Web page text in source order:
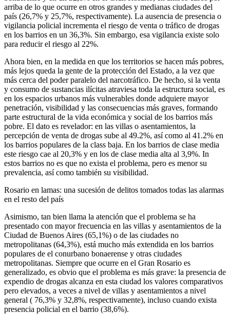
arriba de lo que ocurre en otros grandes y medianas ciudades del
país (26,7% y 25,7%, respectivamente). La ausencia de presencia o
vigilancia policial incrementa el riesgo de venta o tráfico de drogas
en los barrios en un 36,3%. Sin embargo, esa vigilancia existe solo
para reducir el riesgo al 22%.
Ahora bien, en la medida en que los territorios se hacen más pobres,
más lejos queda la gente de la protección del Estado, a la vez que
más cerca del poder paralelo del narcotráfico. De hecho, si la venta
y consumo de sustancias ilícitas atraviesa toda la estructura social, es
en los espacios urbanos más vulnerables donde adquiere mayor
penetración, visibilidad y las consecuencias más graves, formando
parte estructural de la vida económica y social de los barrios más
pobre. El dato es revelador: en las villas o asentamientos, la
percepción de venta de drogas sube al 49.2%, así como al 41.2% en
los barrios populares de la class baja. En los barrios de clase media
este riesgo cae al 20,3% y en los de clase media alta al 3,9%. In
estos barrios no es que no exista el problema, pero es menor su
prevalencia, así como también su visibilidad.
Rosario en lamas: una sucesión de delitos tomados todas las alarmas
en el resto del país
Asimismo, tan bien llama la atención que el problema se ha
presentado con mayor frecuencia en las villas y asentamientos de la
Ciudad de Buenos Aires (65,1%) o de las ciudades no
metropolitanas (64,3%), está mucho más extendida en los barrios
populares de el conurbano bonaerense y otras ciudades
metropolitanas. Siempre que ocurre en el Gran Rosario es
generalizado, es obvio que el problema es más grave: la presencia de
expendio de drogas alcanza en esta ciudad los valores comparativos
pero elevados, a veces a nivel de villas y asentamientos a nivel
general ( 76,3% y 32,8%, respectivamente), incluso cuando exista
presencia policial en el barrio (38,6%).